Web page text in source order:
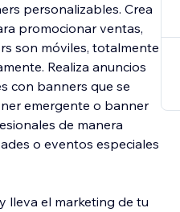
personalizables. Crea
promocionar ventas,
son móviles, totalmente
Realiza anuncios
con banners que se
emergente o banner
de manera
o eventos especiales
lleva el marketing de tu